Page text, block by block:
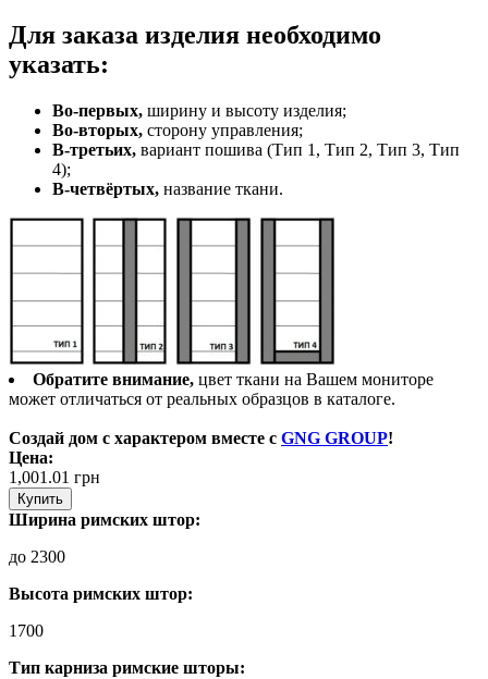
Для заказа изделия необходимо
указать:
Во-первых, ширину и высоту изделия;
Во-вторых, сторону управления;
В-третьих, вариант пошива (Тип 1, Тип 2, Тип 3, Тип
4);
В-четвёртых, название ткани.
Обратите внимание, цвет ткани на Вашем мониторе
может отличаться от реальных образцов в каталоге.
Создай дом с характером вместе с GNG GROUP!
Цена:
1,001.01 грн
Купить
Ширина римских штор:
до 2300
Высота римских штор:
1700
Тип карниза римские шторы: